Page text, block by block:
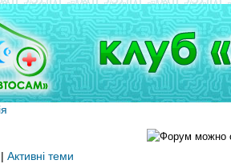
| Активні теми